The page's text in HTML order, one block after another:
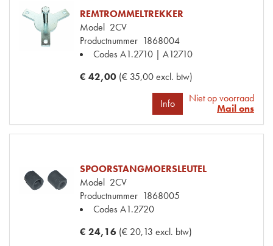
REMTROMMELTREKKER
Model 2CV
Productnummer 1868004
CodesA1.2710 | A12710
€ 42,00 (€ 35,00 excl. btw)
Info
Niet op voorraad
Mail ons
SPOORSTANGMOERSLEUTEL
Model 2CV
Productnummer 1868005
CodesA1.2720
€ 24,16 (€ 20,13 excl. btw)